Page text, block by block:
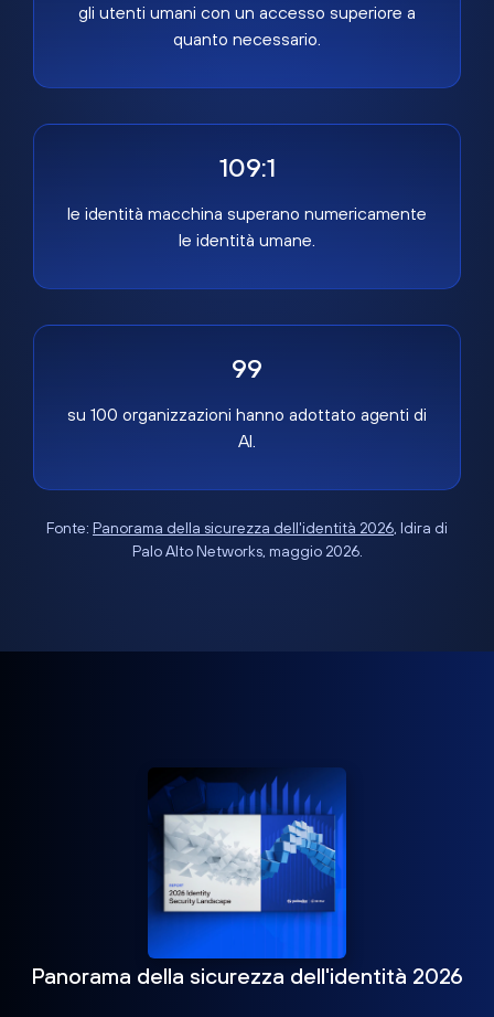
gli utenti umani con un accesso superiore a
quanto necessario.
109:1
le identità macchina superano numericamente
le identità umane.
99
su 100 organizzazioni hanno adottato agenti di
AI.
Fonte: Panorama della sicurezza dell'identità 2026, Idira di
Palo Alto Networks, maggio 2026.
Panorama della sicurezza dell'identità 2026